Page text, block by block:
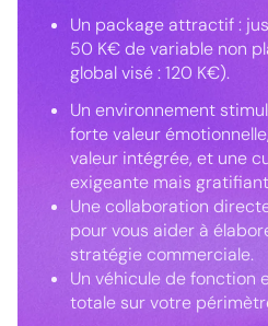
Un package attractif :
50 K€ de variable non
global visé : 120 K€).
Un environnement
forte valeur
valeur intégrée, et une
exigeante mais
Une collaboration
pour vous aider à
stratégie commerciale.
Un véhicule de fonction
totale sur votre